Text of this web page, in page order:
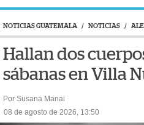
NOTICIAS GUATEMALA / NOTICIAS /
Hallan dos
sábanas en Villa
Por Susana Manai
08 de agosto de 2026, 13:50